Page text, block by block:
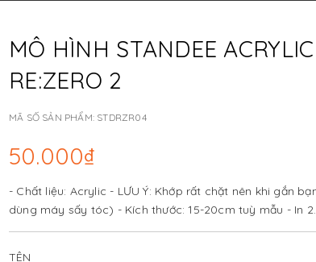
MÔ HÌNH STANDEE
RE:ZERO 2
MÃ SỐ SẢN PHẨM: STDRZR04
50.000₫
- Chất liệu: Acrylic - LƯU Ý: Khớp rất chặt nên khi gắn
dùng máy sấy tóc) - Kích thước: 15-20cm tuỳ mẫu - In
TÊN